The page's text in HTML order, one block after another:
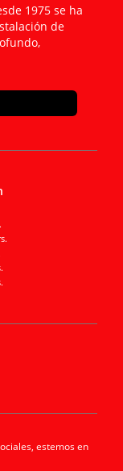
1975 se ha
de
estemos en